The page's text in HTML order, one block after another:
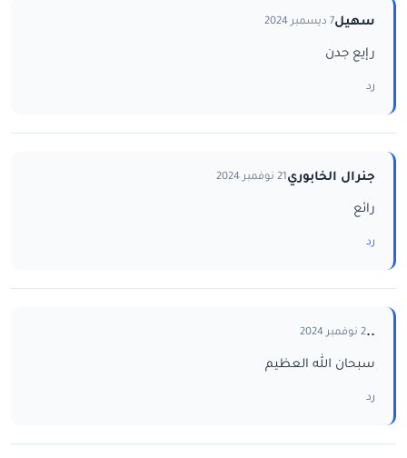
سهيل7 ديسمبر 2024
رإيع جدن
رد
جنرال الخابوري21 نوفمبر 2024
رائع
رد
..2 نوفمبر 2024
سبحان الله العظيم
رد